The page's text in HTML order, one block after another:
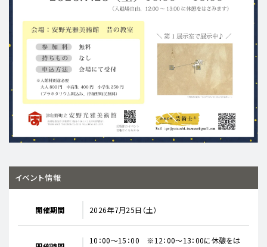
イベント情報
開催期間 2026年7月25日（土）
10：00～15：00 ※12：00～13：00に休憩をは